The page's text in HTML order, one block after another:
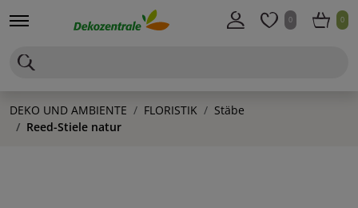
0 0
DEKO UND AMBIENTE FLORISTIK
Stäbe
Reed-Stiele natur